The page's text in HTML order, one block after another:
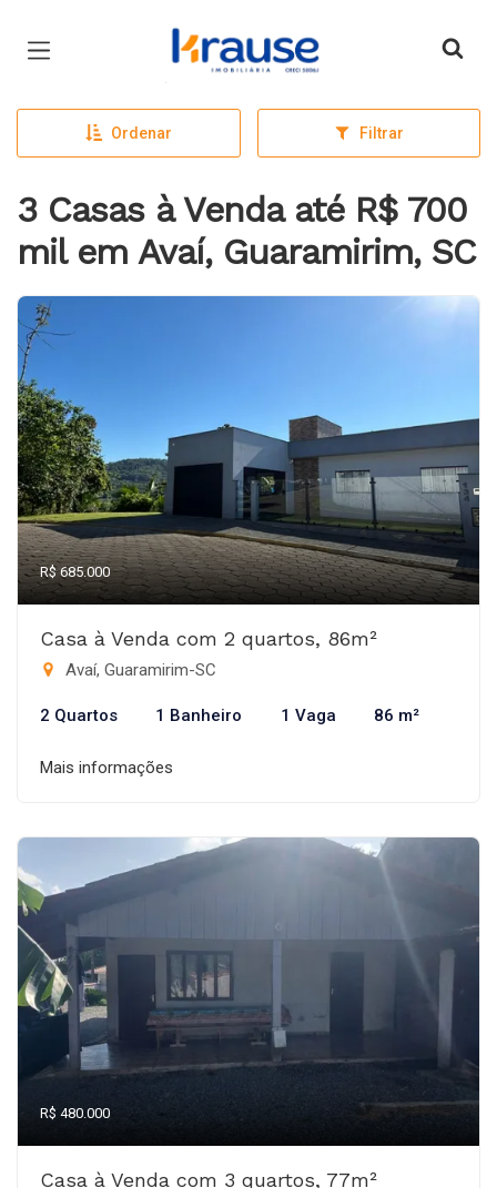
Página inicial
Ordenar Filtrar
3 Casas à Venda até R$ 700
mil em Avaí, Guaramirim, SC
R$ 685.000
Casa à Venda com 2 quartos, 86m²
Avaí, Guaramirim-SC
2 Quartos 1 Banheiro 1 Vaga 86 m²
Mais informações
R$ 480.000
Casa à Venda com 3 quartos, 77m²